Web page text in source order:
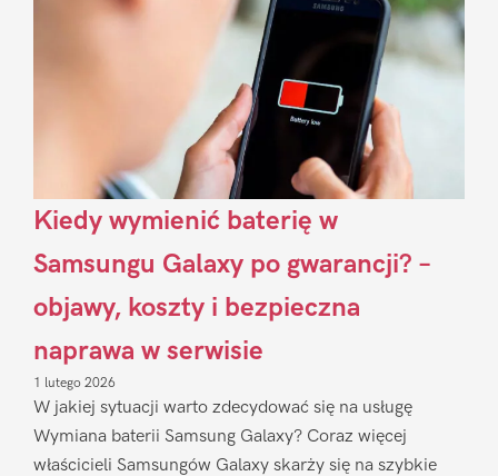
Kiedy wymienić baterię w
Samsungu Galaxy po gwarancji? –
objawy, koszty i bezpieczna
naprawa w serwisie
1 lutego 2026
W jakiej sytuacji warto zdecydować się na usługę
Wymiana baterii Samsung Galaxy? Coraz więcej
właścicieli Samsungów Galaxy skarży się na szybkie